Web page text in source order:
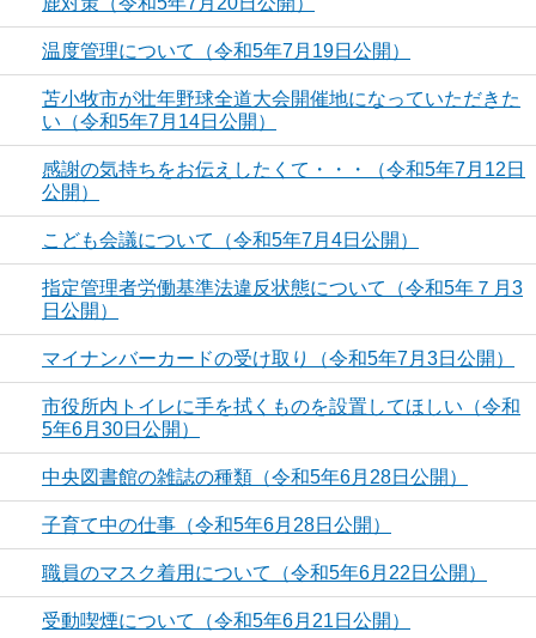
温度管理について（令和5年7月19日公開）
苫小牧市が壮年野球全道大会開催地になっていただきた
い（令和5年7月14日公開）
感謝の気持ちをお伝えしたくて・・・（令和5年7月12日
公開）
こども会議について（令和5年7月4日公開）
指定管理者労働基準法違反状態について（令和5年７月3
日公開）
マイナンバーカードの受け取り（令和5年7月3日公開）
市役所内トイレに手を拭くものを設置してほしい（令和
5年6月30日公開）
中央図書館の雑誌の種類（令和5年6月28日公開）
子育て中の仕事（令和5年6月28日公開）
職員のマスク着用について（令和5年6月22日公開）
受動喫煙について（令和5年6月21日公開）